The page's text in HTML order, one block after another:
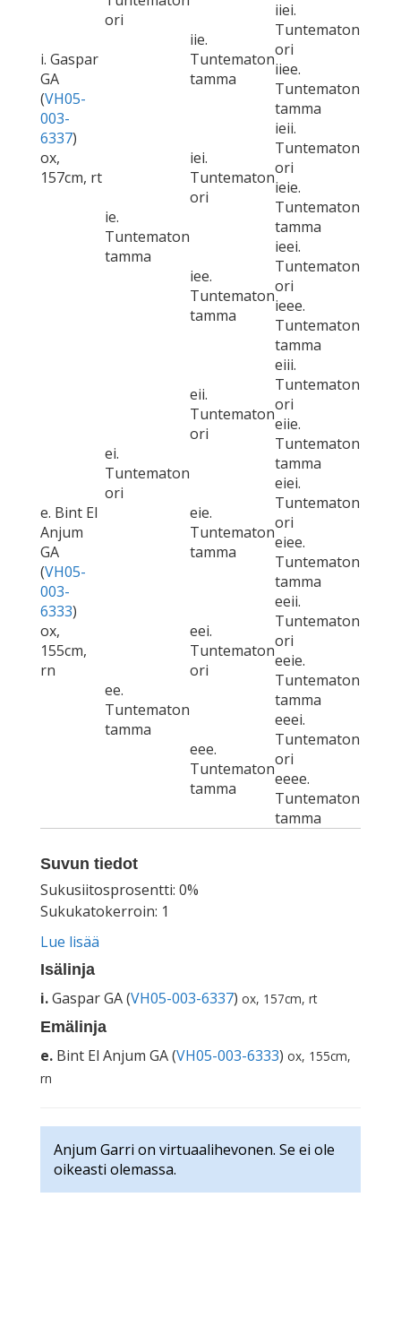
i. Gaspar
GA
(VH05-
003-
6337)
ox,
157cm, rt
ori
iie.
Tuntematon
tamma
iiei.
Tuntematon
ori
iiee.
Tuntematon
tamma
ie.
Tuntematon
tamma
iei.
Tuntematon
ori
ieii.
Tuntematon
ori
ieie.
Tuntematon
tamma
iee.
Tuntematon
tamma
ieei.
Tuntematon
ori
ieee.
Tuntematon
tamma
e. Bint El
Anjum
GA
(VH05-
003-
6333)
ox,
155cm,
rn
ei.
Tuntematon
ori
eii.
Tuntematon
ori
eiii.
Tuntematon
ori
eiie.
Tuntematon
tamma
eie.
Tuntematon
tamma
eiei.
Tuntematon
ori
eiee.
Tuntematon
tamma
ee.
Tuntematon
tamma
eei.
Tuntematon
ori
eeii.
Tuntematon
ori
eeie.
Tuntematon
tamma
eee.
Tuntematon
tamma
eeei.
Tuntematon
ori
eeee.
Tuntematon
tamma
Suvun tiedot
Sukusiitosprosentti: 0%
Sukukatokerroin: 1
Lue lisää
Isälinja
i.Gaspar GA (VH05-003-6337) ox, 157cm, rt
Emälinja
e. Bint El Anjum GA (VH05-003-6333) ox, 155cm,
rn
Anjum Garri on virtuaalihevonen. Se ei ole
oikeasti olemassa.